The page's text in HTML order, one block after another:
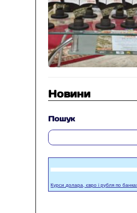
Новини
Пошук
Курси долара, євро і рубля по